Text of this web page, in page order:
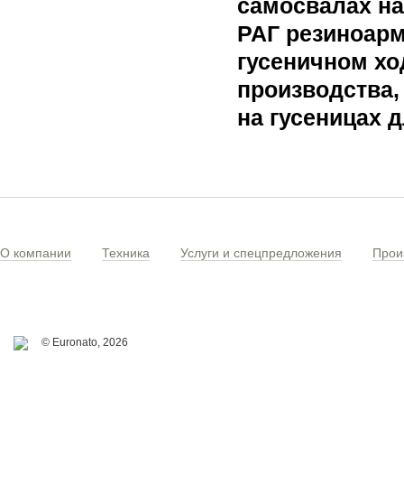
самосвалах
РАГ
гусеничном
на гусеницах
О компании Техника Услуги и спецпредложения
© Euronato, 2026